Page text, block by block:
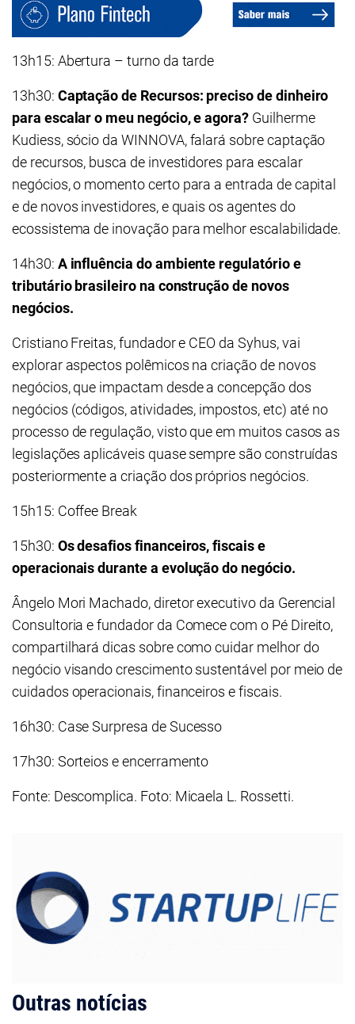
13h15: Abertura – turno da tarde
13h30: Captação de Recursos: preciso de dinheiro
para escalar o meu negócio, e agora? Guilherme
Kudiess, sócio da WINNOVA, falará sobre captação
de recursos, busca de investidores para escalar
negócios, o momento certo para a entrada de capital
e de novos investidores, e quais os agentes do
ecossistema de inovação para melhor escalabilidade.
14h30: A influência do ambiente regulatório e
tributário brasileiro na construção de novos
negócios.
Cristiano Freitas, fundador e CEO da Syhus, vai
explorar aspectos polêmicos na criação de novos
negócios, que impactam desde a concepção dos
negócios (códigos, atividades, impostos, etc) até no
processo de regulação, visto que em muitos casos as
legislações aplicáveis quase sempre são construídas
posteriormente a criação dos próprios negócios.
15h15: Coffee Break
15h30: Os desafios financeiros, fiscais e
operacionais durante a evolução do negócio.
Ângelo Mori Machado, diretor executivo da Gerencial
Consultoria e fundador da Comece com o Pé Direito,
compartilhará dicas sobre como cuidar melhor do
negócio visando crescimento sustentável por meio de
cuidados operacionais, financeiros e fiscais.
16h30: Case Surpresa de Sucesso
17h30: Sorteios e encerramento
Fonte: Descomplica. Foto: Micaela L. Rossetti.
Outras notícias